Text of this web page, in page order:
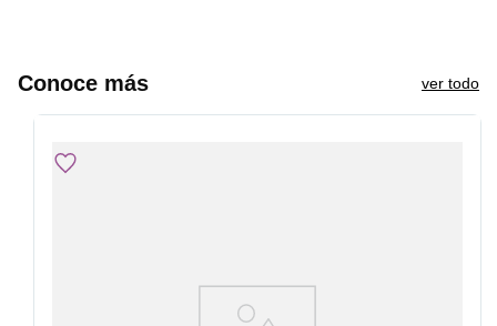
Conoce más ver todo